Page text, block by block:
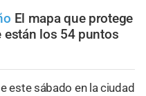
El mapa que protege
están los 54 puntos
este sábado en la ciudad